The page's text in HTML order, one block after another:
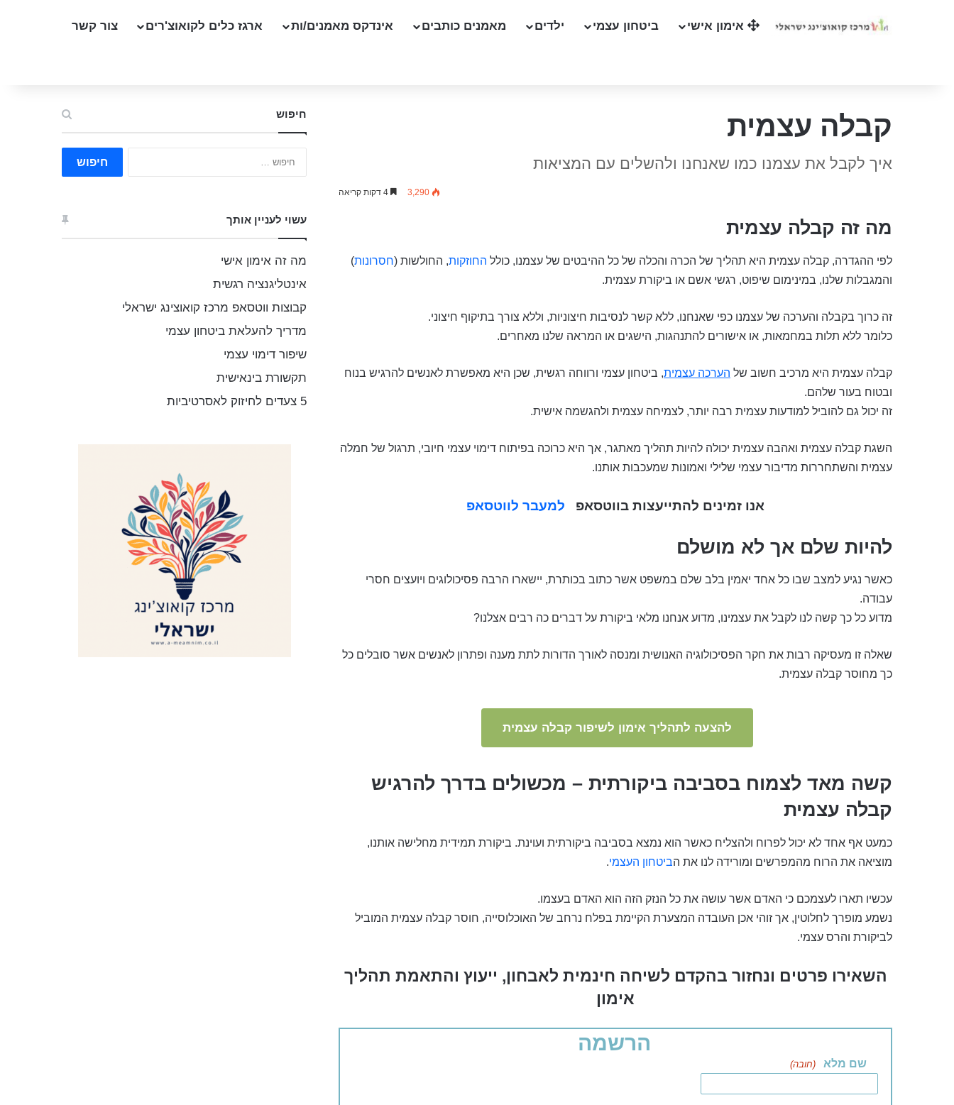
אימון אישי ביטחון עצמי ילדים מאמנים כותבים אינדקס מאמנים/ות ארגז כלים לקואוצ'רים צור קשר
קבלה עצמית
איך לקבל את עצמנו כמו שאנחנו ולהשלים עם המציאות
3,290
מה זה קבלה עצמית
לפי ההגדרה, קבלה עצמית היא תהליך של הכרה והכלה של כל ההיבטים של עצמנו, כולל החוזקות, החולשות (חסרונות)
והמגבלות שלנו, במינימום שיפוט, רגשי אשם או ביקורת עצמית.
זה כרוך בקבלה והערכה של עצמנו כפי שאנחנו, ללא קשר לנסיבות חיצוניות, וללא צורך בתיקוף חיצוני.
כלומר ללא תלות במחמאות, או אישורים להתנהגות, הישגים או המראה שלנו מאחרים.
קבלה עצמית היא מרכיב חשוב של הערכה עצמית, ביטחון עצמי ורווחה רגשית, שכן היא מאפשרת לאנשים להרגיש בנוח
ובטוח בעור שלהם.
זה יכול גם להוביל למודעות עצמית רבה יותר, לצמיחה עצמית ולהגשמה אישית.
השגת קבלה עצמית ואהבה עצמית יכולה להיות תהליך מאתגר, אך היא כרוכה בפיתוח דימוי עצמי חיובי, תרגול של חמלה
עצמית והשתחררות מדיבור עצמי שלילי ואמונות שמעכבות אותנו.
אנו זמינים להתייעצות בווטסאפ למעבר לווטסאפ
להיות שלם אך לא מושלם
כאשר נגיע למצב שבו כל אחד יאמין בלב שלם במשפט אשר כתוב בכותרת, יישארו הרבה פסיכולוגים ויועצים חסרי
עבודה.
מדוע כל כך קשה לנו לקבל את עצמינו, מדוע אנחנו מלאי ביקורת על דברים כה רבים אצלנו?
שאלה זו מעסיקה רבות את חקר הפסיכולוגיה האנושית ומנסה לאורך הדורות לתת מענה ופתרון לאנשים אשר סובלים כל
כך מחוסר קבלה עצמית.
להצעה לתהליך אימון לשיפור קבלה עצמית
קשה מאד לצמוח בסביבה ביקורתית – מכשולים בדרך להרגיש
קבלה עצמית
כמעט אף אחד לא יכול לפרוח ולהצליח כאשר הוא נמצא בסביבה ביקורתית ועוינת. ביקורת תמידית מחלישה אותנו,
מוציאה את הרוח מהמפרשים ומורידה לנו את הביטחון העצמי.
עכשיו תארו לעצמכם כי האדם אשר עושה את כל הנזק הזה הוא האדם בעצמו.
נשמע מופרך לחלוטין, אך זוהי אכן העובדה המצערת הקיימת בפלח נרחב של האוכלוסייה, חוסר קבלה עצמית המוביל
לביקורת והרס עצמי.
השאירו פרטים ונחזור בהקדם לשיחה חינמית לאבחון, ייעוץ והתאמת תהליך
אימון
הרשמה
שם מלא (חובה)
חיפוש
עשוי לעניין אותך
מה זה אימון אישי
אינטליגנציה רגשית
קבוצות ווטסאפ מרכז קואוצינג ישראלי
מדריך להעלאת ביטחון עצמי
שיפור דימוי עצמי
תקשורת בינאישית
5 צעדים לחיזוק לאסרטיביות